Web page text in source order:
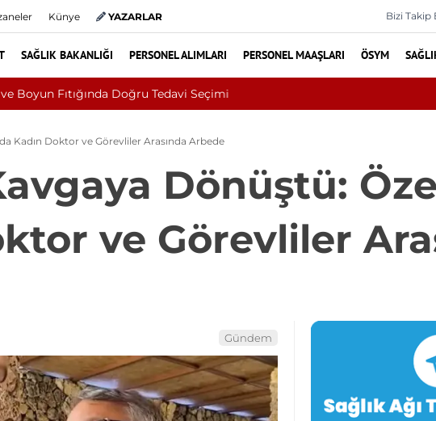
Künye YAZARLAR Bizi Takip
SAĞLIK BAKANLIĞI PERSONEL ALIMLARI PERSONEL MAAŞLARI ÖSYM
Doğru Tedavi Seçimi
Kadın Doktor ve Görevliler Arasında Arbede
Dönüştü:
ve Görevliler
Gündem